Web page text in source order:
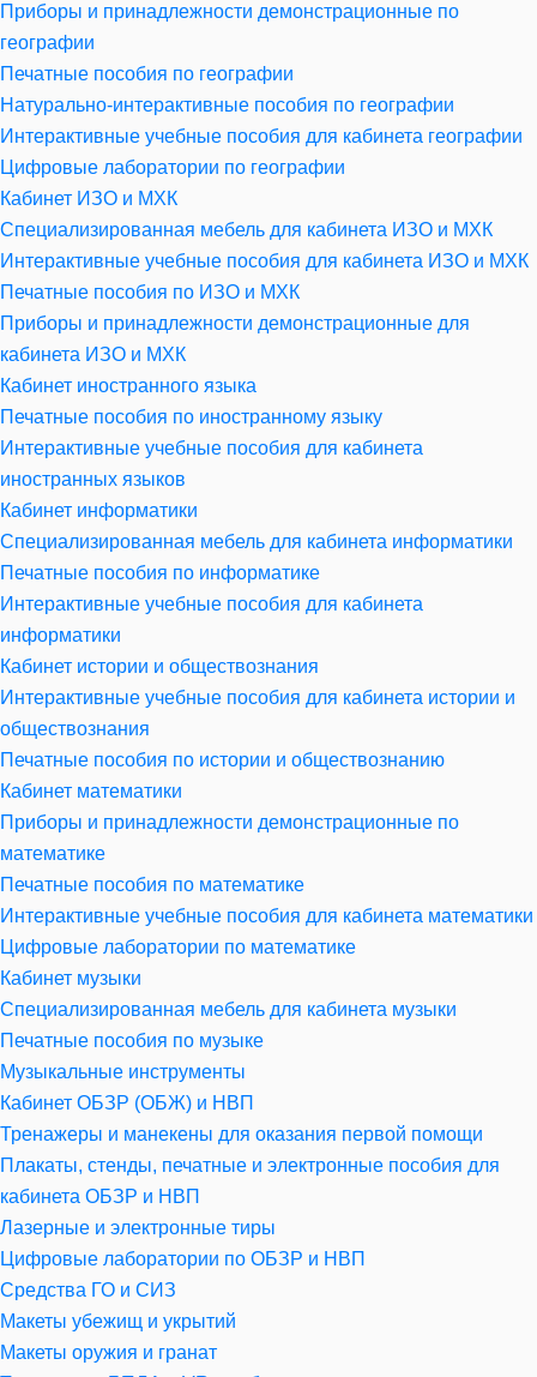
Приборы и принадлежности демонстрационные по
географии
Печатные пособия по географии
Натурально-интерактивные пособия по географии
Интерактивные учебные пособия для кабинета географии
Цифровые лаборатории по географии
Кабинет ИЗО и МХК
Специализированная мебель для кабинета ИЗО и МХК
Интерактивные учебные пособия для кабинета ИЗО и МХК
Печатные пособия по ИЗО и МХК
Приборы и принадлежности демонстрационные для
кабинета ИЗО и МХК
Кабинет иностранного языка
Печатные пособия по иностранному языку
Интерактивные учебные пособия для кабинета
иностранных языков
Кабинет информатики
Специализированная мебель для кабинета информатики
Печатные пособия по информатике
Интерактивные учебные пособия для кабинета
информатики
Кабинет истории и обществознания
Интерактивные учебные пособия для кабинета истории и
обществознания
Печатные пособия по истории и обществознанию
Кабинет математики
Приборы и принадлежности демонстрационные по
математике
Печатные пособия по математике
Интерактивные учебные пособия для кабинета математики
Цифровые лаборатории по математике
Кабинет музыки
Специализированная мебель для кабинета музыки
Печатные пособия по музыке
Музыкальные инструменты
Кабинет ОБЗР (ОБЖ) и НВП
Тренажеры и манекены для оказания первой помощи
Плакаты, стенды, печатные и электронные пособия для
кабинета ОБЗР и НВП
Лазерные и электронные тиры
Цифровые лаборатории по ОБЗР и НВП
Средства ГО и СИЗ
Макеты убежищ и укрытий
Макеты оружия и гранат